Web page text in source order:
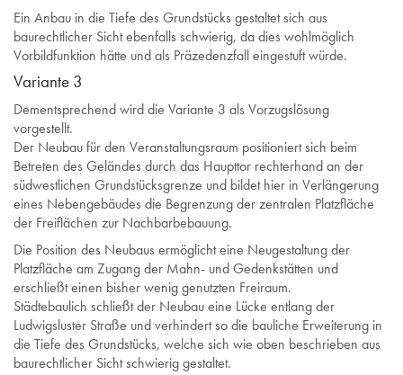
Ein Anbau in die Tiefe des Grundstücks gestaltet sich aus
baurechtlicher Sicht ebenfalls schwierig, da dies wohlmöglich
Vorbildfunktion hätte und als Präzedenzfall eingestuft würde.
Variante 3
Dementsprechend wird die Variante 3 als Vorzugslösung
vorgestellt.
Der Neubau für den Veranstaltungsraum positioniert sich beim
Betreten des Geländes durch das Haupttor rechterhand an der
südwestlichen Grundstücksgrenze und bildet hier in Verlängerung
eines Nebengebäudes die Begrenzung der zentralen Platzfläche
der Freiflächen zur Nachbarbebauung.
Die Position des Neubaus ermöglicht eine Neugestaltung der
Platzfläche am Zugang der Mahn- und Gedenkstätten und
erschließt einen bisher wenig genutzten Freiraum.
Städtebaulich schließt der Neubau eine Lücke entlang der
Ludwigsluster Straße und verhindert so die bauliche Erweiterung in
die Tiefe des Grundstücks, welche sich wie oben beschrieben aus
baurechtlicher Sicht schwierig gestaltet.